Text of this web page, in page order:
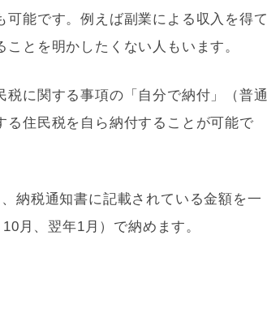
能です。例えば副業による収入を得て
とを明かしたくない人もいます。
に関する事項の「自分で納付」（普通
住民税を自ら納付することが可能で
納税通知書に記載されている金額を一
月、翌年1月）で納めます。